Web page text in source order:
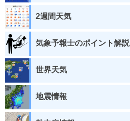
2週間天気
気象予報士のポイント解説
世界天気
地震情報